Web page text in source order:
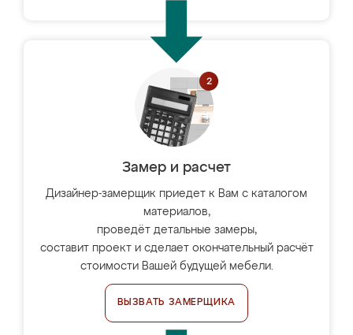
Замер и расчет
Дизайнер-замерщик приедет к Вам с каталогом
материалов,
проведёт детальные замеры,
составит проект и сделает окончательный расчёт
стоимости Вашей будущей мебели.
ВЫЗВАТЬ ЗАМЕРЩИКА